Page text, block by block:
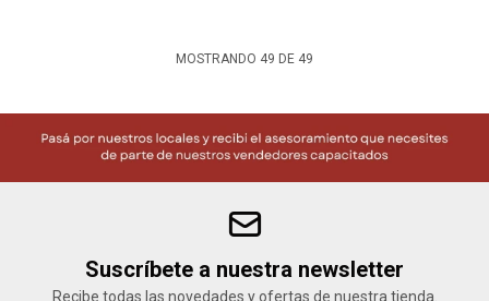
MOSTRANDO 49 DE 49
Suscríbete a nuestra newsletter
Recibe todas las novedades y ofertas de nuestra tienda.